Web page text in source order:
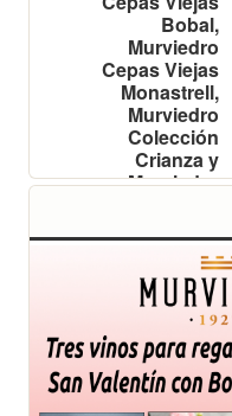
Bobal,
Murviedro
Cepas Viejas
Monastrell,
Murviedro
Colección
Crianza y
Murviedro
sido
reconocidos en
la 30ª edición
del concurso
más influyente
de Alemania